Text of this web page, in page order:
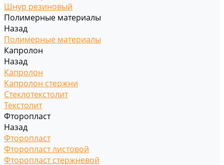
Шнур резиновый
Полимерные материалы
Назад
Полимерные материалы
Капролон
Назад
Капролон
Капролон стержни
Стеклотекстолит
Текстолит
Фторопласт
Назад
Фторопласт
Фторопласт листовой
Фторопласт стержневой